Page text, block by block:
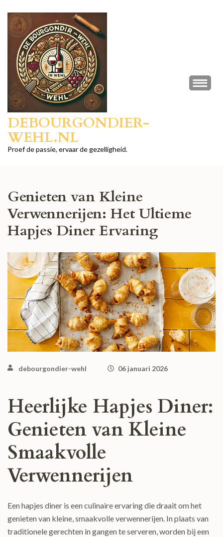
naar
inhoud
Enter)
DEBOURGONDIER-
WEHL.NL
Proef de passie, ervaar de gezelligheid.
Genieten van Kleine
Verwennerijen: Het Ultieme
Hapjes Diner Ervaring
debourgondier-wehl 06 januari 2026
Heerlijke Hapjes Diner:
Genieten van Kleine
Smaakvolle
Verwennerijen
Een hapjes diner is een culinaire ervaring die draait om het
genieten van kleine, smaakvolle verwennerijen. In plaats van
traditionele gerechten in gangen te serveren, worden bij een